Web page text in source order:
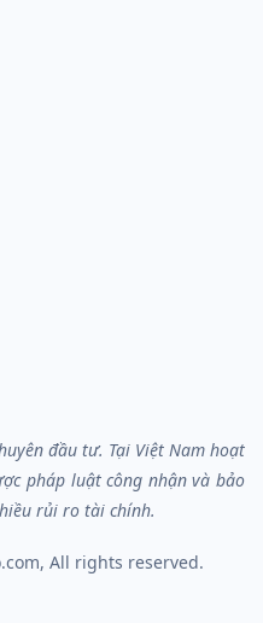
đầu tư. Tại Việt Nam hoạt
pháp luật công nhận và bảo
rủi ro tài chính.
, All rights reserved.